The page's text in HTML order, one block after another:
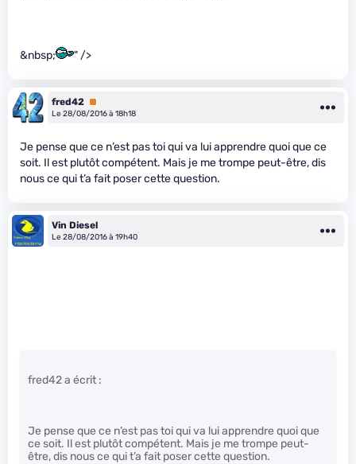
&nbsp; " />
fred42 Premium
Le 28/08/2016 à 18h18
Je pense que ce n’est pas toi qui va lui apprendre quoi que ce
soit. Il est plutôt compétent. Mais je me trompe peut-être, dis
nous ce qui t’a fait poser cette question.
Vin Diesel
Le 28/08/2016 à 19h40
fred42 a écrit :
Je pense que ce n’est pas toi qui va lui apprendre quoi que
ce soit. Il est plutôt compétent. Mais je me trompe peut-
être, dis nous ce qui t’a fait poser cette question.